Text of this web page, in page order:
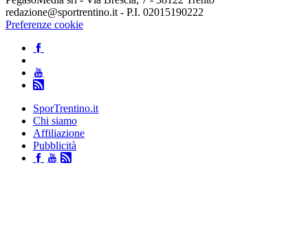
redazione@sportrentino.it - P.I. 02015190222
Preferenze cookie
SporTrentino.it
Chi siamo
Affiliazione
Pubblicità